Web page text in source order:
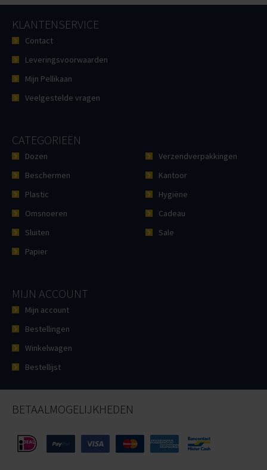
KLANTENSERVICE
Contact
Leveringsvoorwaarden
Mijn Pellikaan
Veelgestelde vragen
CATEGORIEËN
Dozen
Beschermen
Plastic
Omsnoeren
Sluiten
Papier
Verzendverpakkingen
Kantoor
Hygiëne
Cadeau
Sale
MIJN ACCOUNT
Mijn account
Bestellingen
Winkelwagen
Bestellijst
BETAALMOGELIJKHEDEN